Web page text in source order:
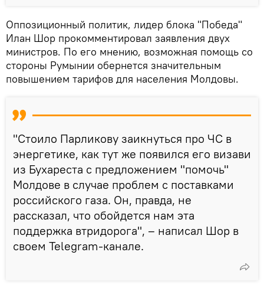
Оппозиционный политик, лидер блока "Победа"
Илан Шор прокомментировал заявления двух
министров. По его мнению, возможная помощь со
стороны Румынии обернется значительным
повышением тарифов для населения Молдовы.
"Стоило Парликову заикнуться про ЧС в
энергетике, как тут же появился его визави
из Бухареста с предложением "помочь"
Молдове в случае проблем с поставками
российского газа. Он, правда, не
рассказал, что обойдется нам эта
поддержка втридорога", – написал Шор в
своем Telegram-канале.